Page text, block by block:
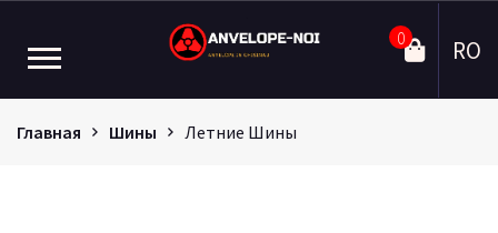
0 RO
Главная Шины Летние Шины